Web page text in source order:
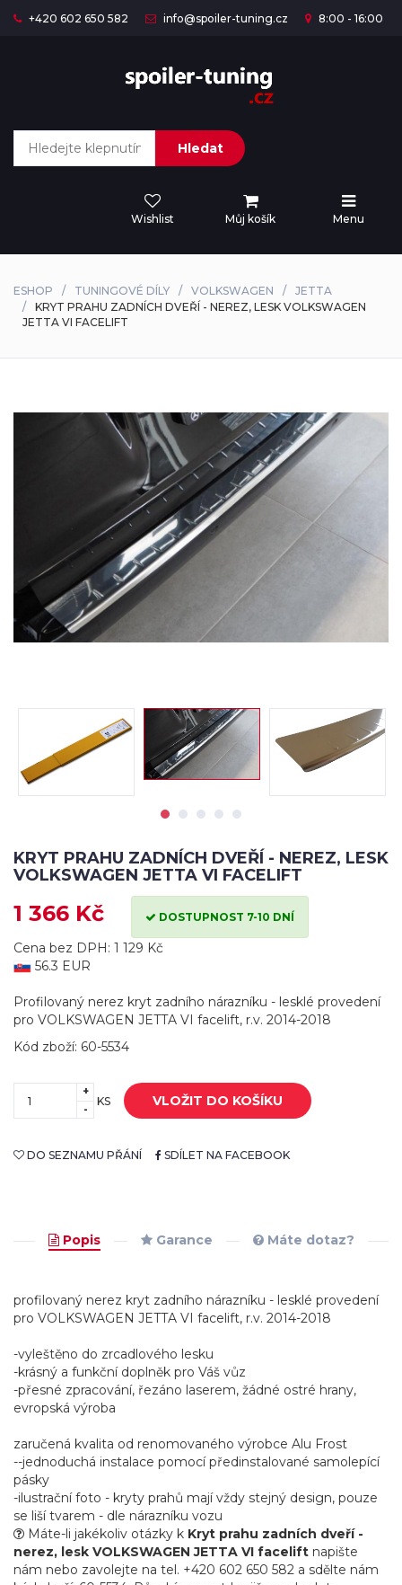
+420 602 650 582 info@spoiler-tuning.cz 8:00 - 16:00
Hledat
Wishlist Můj košík Menu
ESHOP TUNINGOVÉ DÍLY VOLKSWAGEN
JETTA
KRYT PRAHU ZADNÍCH DVEŘÍ - NEREZ, LESK VOLKSWAGEN
JETTA VI FACELIFT
KRYT PRAHU ZADNÍCH DVEŘÍ - NEREZ, LESK
VOLKSWAGEN JETTA VI FACELIFT
1 366 Kč DOSTUPNOST 7-10 DNÍ
Cena bez DPH: 1 129 Kč
56.3 EUR
Profilovaný nerez kryt zadního nárazníku - lesklé provedení
pro VOLKSWAGEN JETTA VI facelift, r.v. 2014-2018
Kód zboží: 60-5534
+
-
KS VLOŽIT DO KOŠÍKU
DO SEZNAMU PŘÁNÍ SDÍLET NA FACEBOOK
Popis Garance Máte dotaz?
profilovaný nerez kryt zadního nárazníku - lesklé provedení
pro VOLKSWAGEN JETTA VI facelift, r.v. 2014-2018
-vyleštěno do zrcadlového lesku
-krásný a funkční doplněk pro Váš vůz
-přesné zpracování, řezáno laserem, žádné ostré hrany,
evropská výroba
zaručená kvalita od renomovaného výrobce Alu Frost
--jednoduchá instalace pomocí předinstalované samolepící
pásky
-ilustrační foto - kryty prahů mají vždy stejný design, pouze
se liší tvarem - dle nárazníku vozu
Máte-li jakékoliv otázky k Kryt prahu zadních dveří -
nerez, lesk VOLKSWAGEN JETTA VI facelift napište
nám nebo zavolejte na tel. +420 602 650 582 a sdělte nám